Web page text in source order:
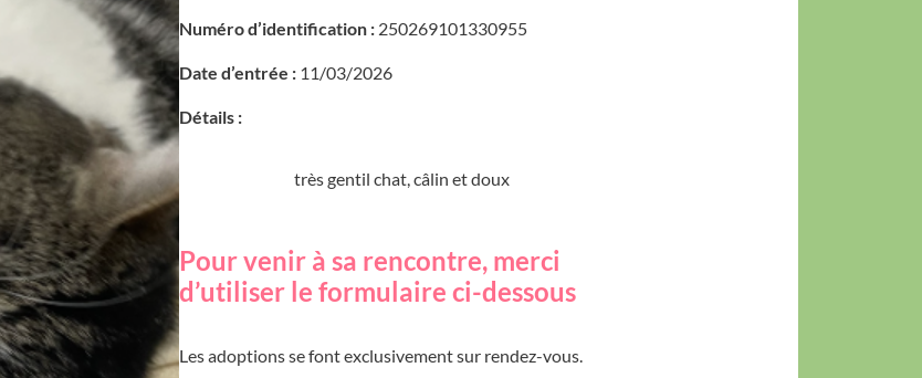
Numéro d’identification : 250269101330955
Date d’entrée : 11/03/2026
Détails :
très gentil chat, câlin et doux
Pour venir à sa rencontre, merci
d’utiliser le formulaire ci-dessous
Les adoptions se font exclusivement sur rendez-vous.